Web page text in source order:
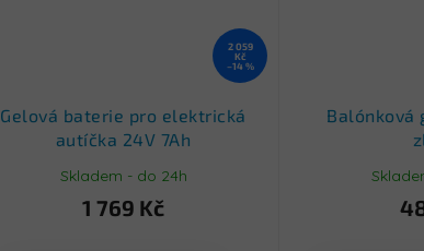
2 059
Kč
–14 %
Gelová baterie pro elektrická
autíčka 24V 7Ah
Skladem - do 24h
1 769 Kč
Balónková